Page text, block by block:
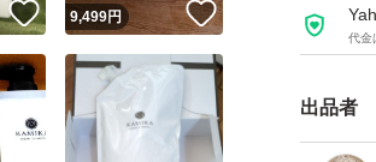
代金
出品者
いいね！
9,499円 いいね！